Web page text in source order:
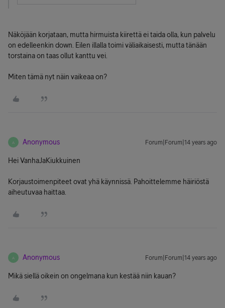
Näköjään korjataan, mutta hirmuista kiirettä ei taida olla, kun palvelu
on edelleenkin down. Eilen illalla toimi väliaikaisesti, mutta tänään
torstaina on taas ollut kanttu vei.
Miten tämä nyt näin vaikeaa on?
A Anonymous Forum|Forum|14 years ago
Hei VanhaJaKiukkuinen
Korjaustoimenpiteet ovat yhä käynnissä. Pahoittelemme häiriöstä
aiheutuvaa haittaa.
A Anonymous Forum|Forum|14 years ago
Mikä siellä oikein on ongelmana kun kestää niin kauan?